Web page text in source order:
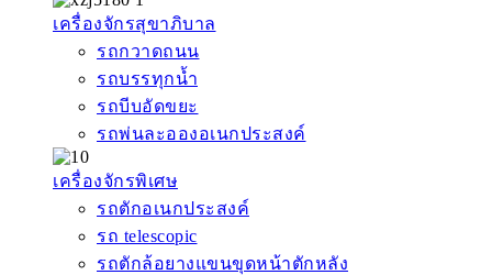
เครื่องจักรสุขาภิบาล
รถกวาดถนน
รถบรรทุกน้ำ
รถบีบอัดขยะ
รถพ่นละอองอเนกประสงค์
เครื่องจักรพิเศษ
รถตักอเนกประสงค์
รถ telescopic
รถตักล้อยางแขนขุดหน้าตักหลัง